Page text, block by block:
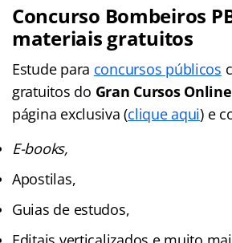
Concurso Bombeiros
materiais gratuitos
Estude para concursos públicos
gratuitos do Gran Cursos Online
página exclusiva (clique aqui) e
E-books,
Apostilas,
Guias de estudos,